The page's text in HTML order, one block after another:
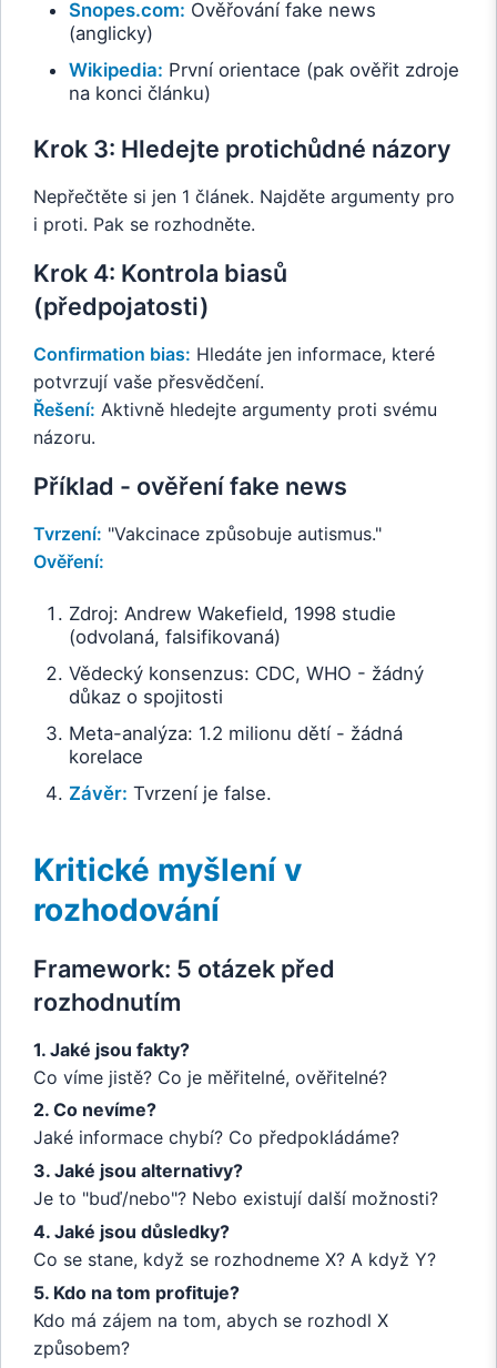
Snopes.com: Ověřování fake news
(anglicky)
Wikipedia: První orientace (pak ověřit zdroje
na konci článku)
Krok 3: Hledejte protichůdné názory
Nepřečtěte si jen 1 článek. Najděte argumenty pro
i proti. Pak se rozhodněte.
Krok 4: Kontrola biasů
(předpojatosti)
Confirmation bias: Hledáte jen informace, které
potvrzují vaše přesvědčení.
Řešení: Aktivně hledejte argumenty proti svému
názoru.
Příklad - ověření fake news
Tvrzení: "Vakcinace způsobuje autismus."
Ověření:
Zdroj: Andrew Wakefield, 1998 studie
(odvolaná, falsifikovaná)
Vědecký konsenzus: CDC, WHO - žádný
důkaz o spojitosti
Meta-analýza: 1.2 milionu dětí - žádná
korelace
Závěr: Tvrzení je false.
Kritické myšlení v
rozhodování
Framework: 5 otázek před
rozhodnutím
1. Jaké jsou fakty?
Co víme jistě? Co je měřitelné, ověřitelné?
2. Co nevíme?
Jaké informace chybí? Co předpokládáme?
3. Jaké jsou alternativy?
Je to "buď/nebo"? Nebo existují další možnosti?
4. Jaké jsou důsledky?
Co se stane, když se rozhodneme X? A když Y?
5. Kdo na tom profituje?
Kdo má zájem na tom, abych se rozhodl X
způsobem?